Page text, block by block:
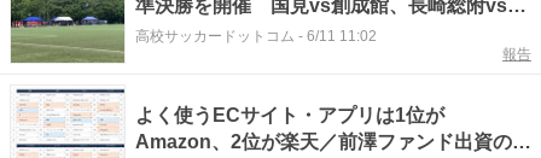
準決勝を開催 国見vs創成館、長崎総附vs海
星
高校サッカードットコム - 6/11 11:02
報告
よく使うECサイト・アプリは1位が
Amazon、2位が楽天／前澤ファンド出資のペ